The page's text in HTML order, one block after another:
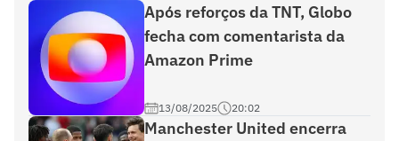
Após reforços da TNT, Globo
fecha com comentarista da
Amazon Prime
13/08/2025 20:02
Manchester United encerra